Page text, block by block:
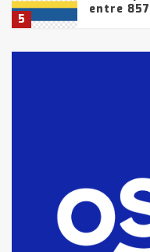
5
entre 857
fueron
tarde del